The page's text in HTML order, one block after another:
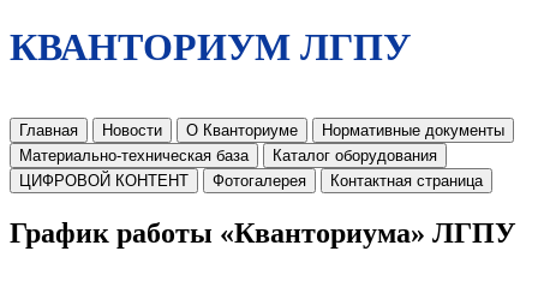
КВАНТОРИУМ ЛГПУ
Главная Новости О Кванториуме
Нормативные документы
Материально-техническая база
Каталог оборудования
ЦИФРОВОЙ КОНТЕНТ
Фотогалерея Контактная страница
График работы «Кванториума» ЛГПУ